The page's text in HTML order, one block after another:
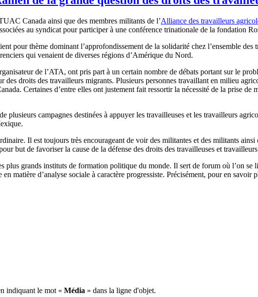
Canada ainsi que des membres militants de l’Alliance des travailleurs
au syndicat pour participer à une conférence trinationale de la fondation
pour thème dominant l’approfondissement de la solidarité chez l’ensemble
qui venaient de diverses régions d’Amérique du Nord.
de l’ATA, ont pris part à un certain nombre de débats portant sur le
droits des travailleurs migrants. Plusieurs personnes travaillant en milieu
Certaines d’entre elles ont justement fait ressortir la nécessité de la prise de
campagnes destinées à appuyer les travailleuses et les travailleurs
Il est toujours très encourageant de voir des militantes et des militants
but de favoriser la cause de la défense des droits des travailleuses et
grands instituts de formation politique du monde. Il sert de forum où l’on se
matière d’analyse sociale à caractère progressiste. Précisément, pour en
indiquant le mot « Média » dans la ligne d'objet.